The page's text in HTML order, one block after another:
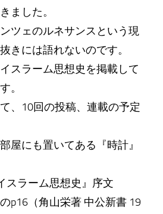
ました。
ツェのルネサンスという現
きには語れないのです。
スラーム思想史を掲載して
。
、10回の投稿、連載の予定
屋にも置いてある『時計』
スラーム思想史』序文
p16（角山栄著 中公新書 19